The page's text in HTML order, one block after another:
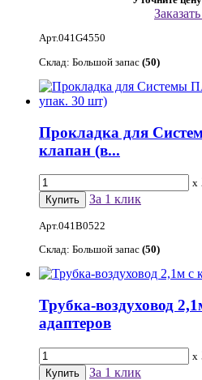
Арт.041G4550
Склад: Большой запас (50)
Прокладка для
клапан (в...
x
За 1 клик
Арт.041В0522
Склад: Большой запас (50)
Трубка-воздуховод
адаптеров
x
За 1 клик